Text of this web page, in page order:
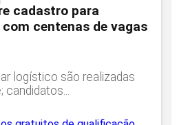
cadastro para
centenas de vagas
logístico são realizadas
candidatos...